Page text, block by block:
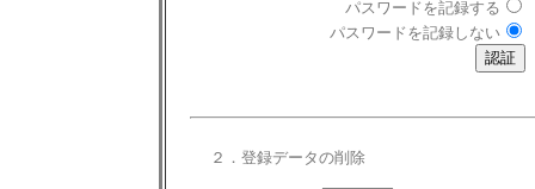
パスワードを記録する
パスワードを記録しない
２．登録データの削除